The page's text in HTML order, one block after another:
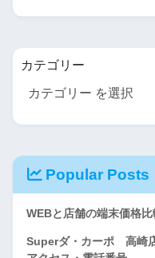
カテゴリー
Popular Posts
WEBと店舗の端末価格
Superダ・カーポ 高崎